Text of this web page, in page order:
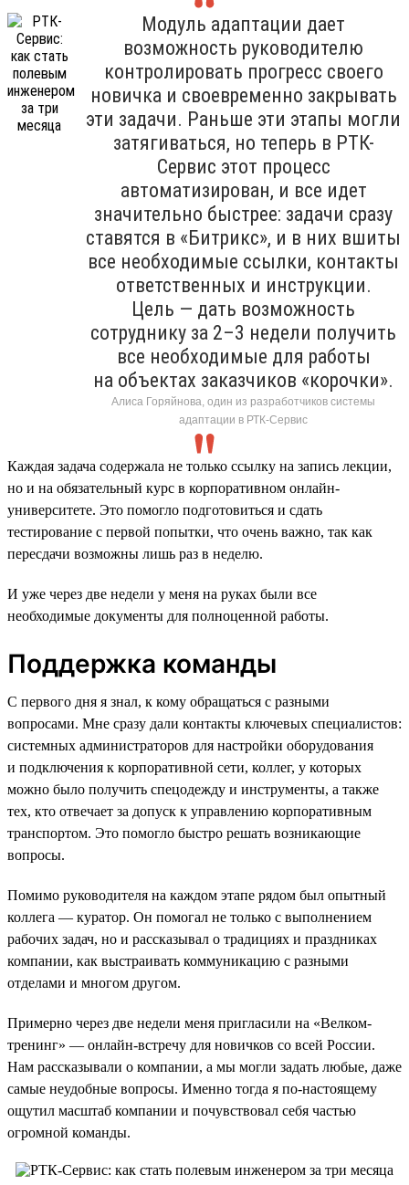
Модуль адаптации дает
возможность руководителю
контролировать прогресс своего
новичка и своевременно закрывать
эти задачи. Раньше эти этапы могли
затягиваться, но теперь в РТК-
Сервис этот процесс
автоматизирован, и все идет
значительно быстрее: задачи сразу
ставятся в «Битрикс», и в них вшиты
все необходимые ссылки, контакты
ответственных и инструкции.
Цель — дать возможность
сотруднику за 2–3 недели получить
все необходимые для работы
на объектах заказчиков «корочки».
Алиса Горяйнова, один из разработчиков системы
адаптации в РТК-Сервис
Каждая задача содержала не только ссылку на запись лекции,
но и на обязательный курс в корпоративном онлайн-
университете. Это помогло подготовиться и сдать
тестирование с первой попытки, что очень важно, так как
пересдачи возможны лишь раз в неделю.
И уже через две недели у меня на руках были все
необходимые документы для полноценной работы.
Поддержка команды
С первого дня я знал, к кому обращаться с разными
вопросами. Мне сразу дали контакты ключевых специалистов:
системных администраторов для настройки оборудования
и подключения к корпоративной сети, коллег, у которых
можно было получить спецодежду и инструменты, а также
тех, кто отвечает за допуск к управлению корпоративным
транспортом. Это помогло быстро решать возникающие
вопросы.
Помимо руководителя на каждом этапе рядом был опытный
коллега — куратор. Он помогал не только с выполнением
рабочих задач, но и рассказывал о традициях и праздниках
компании, как выстраивать коммуникацию с разными
отделами и многом другом.
Примерно через две недели меня пригласили на «Велком-
тренинг» — онлайн-встречу для новичков со всей России.
Нам рассказывали о компании, а мы могли задать любые, даже
самые неудобные вопросы. Именно тогда я по-настоящему
ощутил масштаб компании и почувствовал себя частью
огромной команды.